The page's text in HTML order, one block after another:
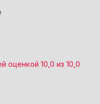
оценкой 10,0 из 10,0